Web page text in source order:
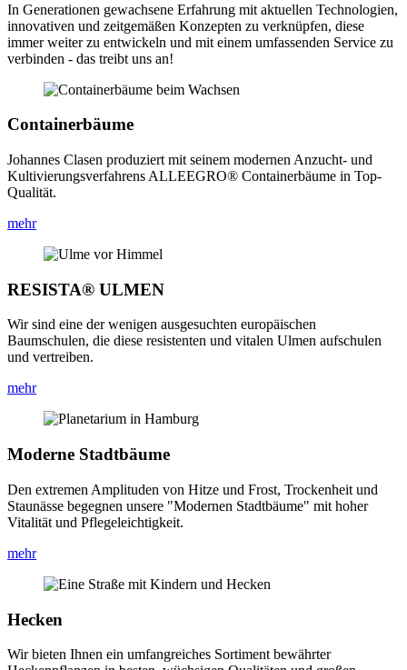
In Generationen gewachsene Erfahrung mit aktuellen Technologien,
innovativen und zeitgemäßen Konzepten zu verknüpfen, diese
immer weiter zu entwickeln und mit einem umfassenden Service zu
verbinden - das treibt uns an!
Containerbäume
Johannes Clasen produziert mit seinem modernen Anzucht- und
Kultivierungsverfahrens ALLEEGRO® Containerbäume in Top-
Qualität.
mehr
RESISTA® ULMEN
Wir sind eine der wenigen ausgesuchten europäischen
Baumschulen, die diese resistenten und vitalen Ulmen aufschulen
und vertreiben.
mehr
Moderne Stadtbäume
Den extremen Amplituden von Hitze und Frost, Trockenheit und
Staunässe begegnen unsere "Modernen Stadtbäume" mit hoher
Vitalität und Pflegeleichtigkeit.
mehr
Hecken
Wir bieten Ihnen ein umfangreiches Sortiment bewährter